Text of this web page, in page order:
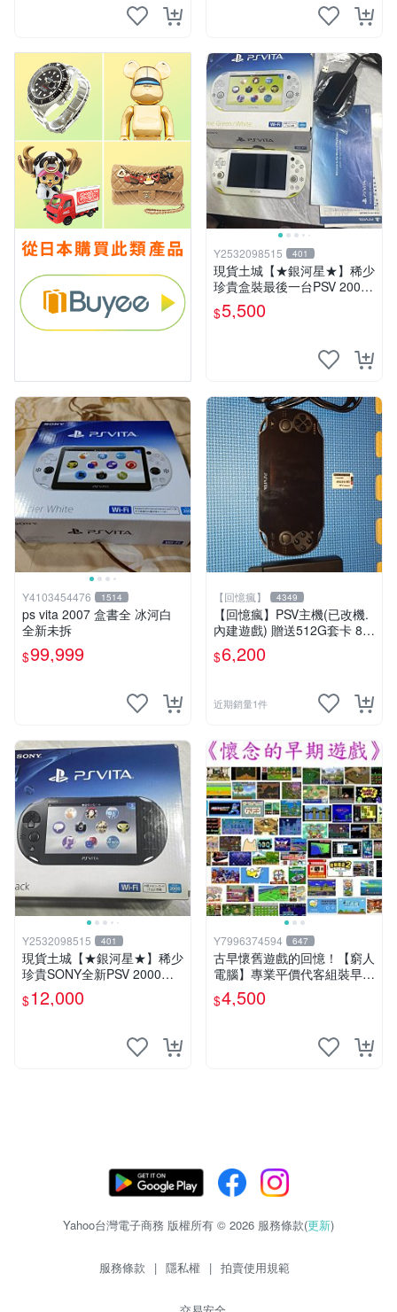
Y2532098515 401
現貨土城【★銀河星★】稀少
珍貴盒裝最後一台PSV 2000
主機.PSV2000 品質保證日版
可轉換中文
$5,500
Y4103454476 1514
ps vita 2007 盒書全 冰河白
全新未拆
$99,999
【回憶瘋】 4349
【回憶瘋】PSV主機(已改機.
內建遊戲) 贈送512G套卡 8成
5新 1000型
$6,200
近期銷量1件
Y2532098515 401
現貨土城【★銀河星★】稀少
珍貴SONY全新PSV 2000主
機.可轉換中文.全新PSV未使
用
$12,000
Y7996374594 647
古早懷舊遊戲的回憶！【窮人
電腦】專業平價代客組裝早期
Windows98/95/DOS遊戲機--
-專業首選！
$4,500
Yahoo台灣電子商務 版權所有 © 2026 服務條款(更新)
服務條款 | 隱私權 | 拍賣使用規範